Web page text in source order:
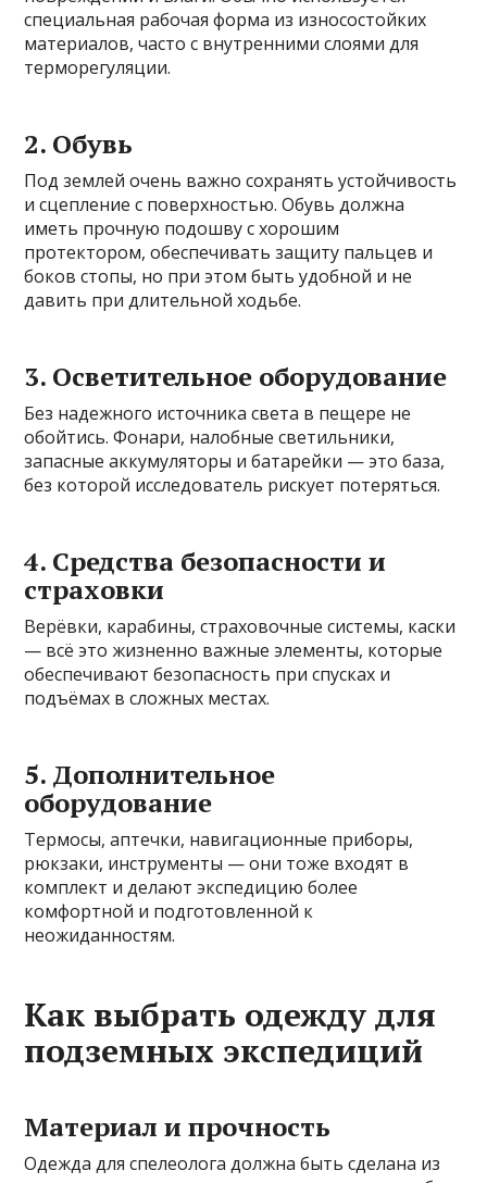
специальная рабочая форма из износостойких
материалов, часто с внутренними слоями для
терморегуляции.
2. Обувь
Под землей очень важно сохранять устойчивость
и сцепление с поверхностью. Обувь должна
иметь прочную подошву с хорошим
протектором, обеспечивать защиту пальцев и
боков стопы, но при этом быть удобной и не
давить при длительной ходьбе.
3. Осветительное оборудование
Без надежного источника света в пещере не
обойтись. Фонари, налобные светильники,
запасные аккумуляторы и батарейки — это база,
без которой исследователь рискует потеряться.
4. Средства безопасности и
страховки
Верёвки, карабины, страховочные системы, каски
— всё это жизненно важные элементы, которые
обеспечивают безопасность при спусках и
подъёмах в сложных местах.
5. Дополнительное
оборудование
Термосы, аптечки, навигационные приборы,
рюкзаки, инструменты — они тоже входят в
комплект и делают экспедицию более
комфортной и подготовленной к
неожиданностям.
Как выбрать одежду для
подземных экспедиций
Материал и прочность
Одежда для спелеолога должна быть сделана из